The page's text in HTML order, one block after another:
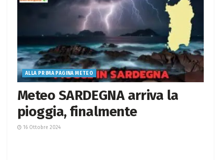
ALLA PRIMA PAGINA METEO
Meteo SARDEGNA arriva la
pioggia, finalmente
16 Ottobre 2024